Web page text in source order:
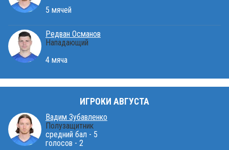
5 мячей
Редван Османов
Нападающий
4 мяча
ИГРОКИ АВГУСТА
Вадим Зубавленко
Полузащитник
средний бал - 5
голосов - 2